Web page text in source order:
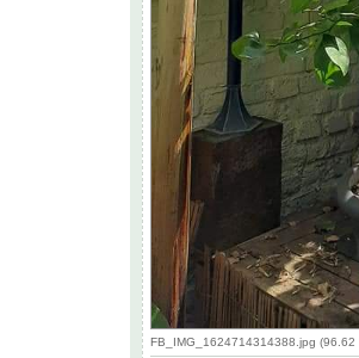
FB_IMG_1624714314388.jpg (96.62